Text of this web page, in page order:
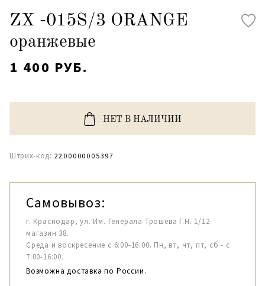
ZX -015S/3 ORANGE
оранжевые
1 400 РУБ.
НЕТ В НАЛИЧИИ
Штрих-код: 2200000005397
Самовывоз:
г. Краснодар, ул. Им. Генерала Трошева Г.Н. 1/12
магазин 38.
Среда и воскресение с 6:00-16:00. Пн, вт, чт, пт, сб - с
7:00-16:00.
Возможна доставка по России.